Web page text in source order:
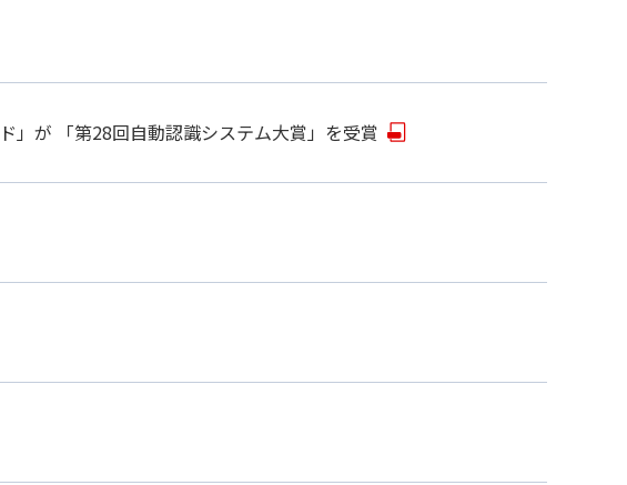
」が 「第28回自動認識システム大賞」を受賞